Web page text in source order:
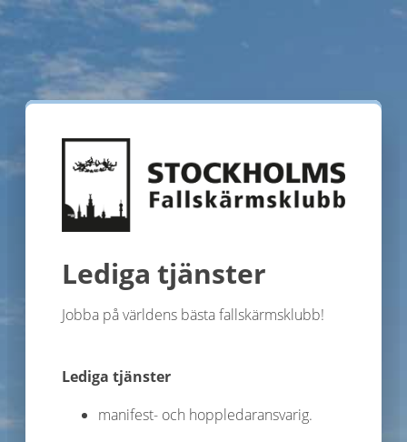
Lediga tjänster
Jobba på världens bästa fallskärmsklubb!
Lediga tjänster
manifest- och hoppledaransvarig.